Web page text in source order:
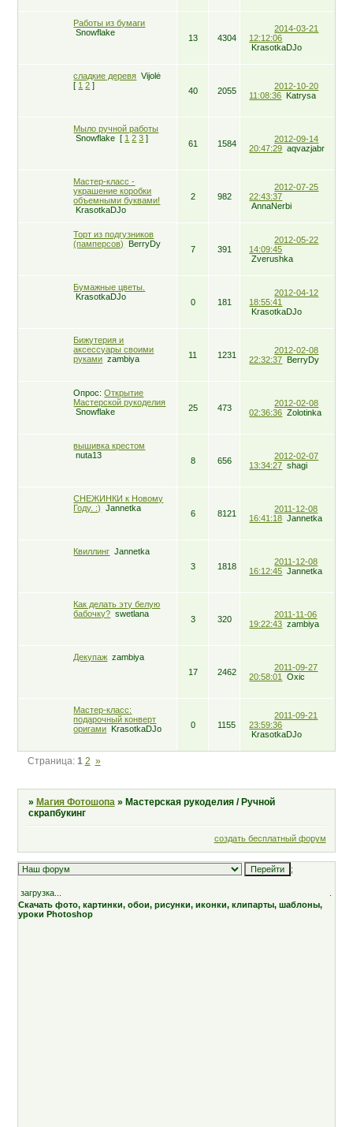
Работы из бумаги
Snowflake
13 4304
2014-03-21
12:12:06
KrasotkaDJo
сладкие деревя Vijolė
[ 1 2 ]
40 2055
2012-10-20
11:08:36 Katrysa
Мыло ручной работы
Snowflake [ 1 2 3 ]
61 1584
2012-09-14
20:47:29 aqvazjabr
Мастер-класс -
украшение коробки
объемными буквами!
KrasotkaDJo
2 982
2012-07-25
22:43:37
AnnaNerbi
Торт из подгузников
(памперсов)
BerryDy
7 391
2012-05-22
14:09:45
Zverushka
Бумажные цветы.
KrasotkaDJo
0 181
2012-04-12
18:55:41
KrasotkaDJo
Бижутерия и
аксессуары своими
руками zambiya 11 1231
2012-02-08
22:32:37 BerryDy
Опрос: Открытие
Мастерской рукоделия
Snowflake
25 473
2012-02-08
02:36:36 Zolotinka
вышивка крестом
nuta13
8 656
2012-02-07
13:34:27 shagi
СНЕЖИНКИ к Новому
Году. :)
Jannetka
6 8121
2011-12-08
16:41:18 Jannetka
Квиллинг Jannetka
3
1818
2011-12-08
16:12:45 Jannetka
Как делать эту белую
бабочку? swetlana
3 320
2011-11-06
19:22:43 zambiya
Декупаж zambiya
17
2462
2011-09-27
20:58:01
Oxic
Мастер-класс:
подарочный конверт
оригами KrasotkaDJo 0 1155
2011-09-21
23:59:36
KrasotkaDJo
Страница: 1 2 »
» Магия Фотошопа » Мастерская рукоделия / Ручной
скрапбукинг
создать бесплатный форум
;
загрузка...
Скачать фото, картинки, обои, рисунки, иконки, клипарты, шаблоны,
уроки Photoshop